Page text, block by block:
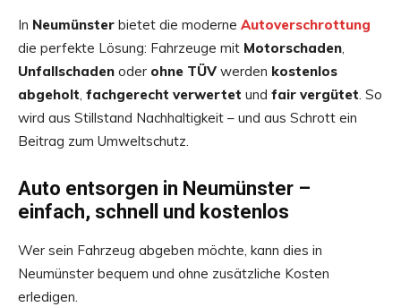
In Neumünster bietet die moderne Autoverschrottung
die perfekte Lösung: Fahrzeuge mit Motorschaden,
Unfallschaden oder ohne TÜV werden kostenlos
abgeholt, fachgerecht verwertet und fair vergütet. So
wird aus Stillstand Nachhaltigkeit – und aus Schrott ein
Beitrag zum Umweltschutz.
Auto entsorgen in Neumünster –
einfach, schnell und kostenlos
Wer sein Fahrzeug abgeben möchte, kann dies in
Neumünster bequem und ohne zusätzliche Kosten
erledigen.